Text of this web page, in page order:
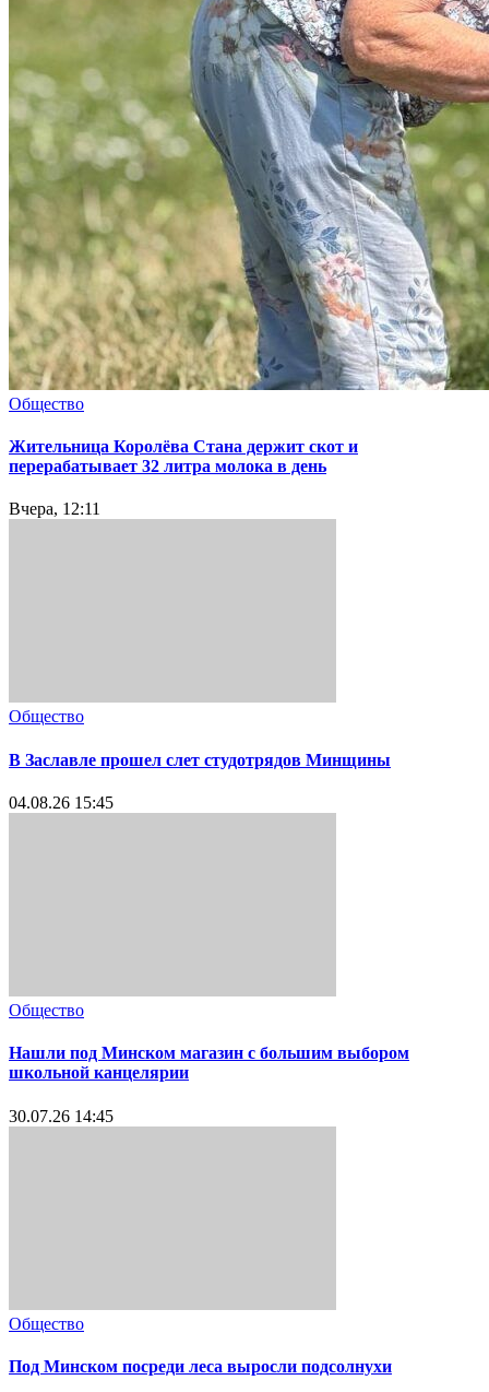
Общество
Жительница Королёва Стана держит скот и
перерабатывает 32 литра молока в день
Вчера, 12:11
Общество